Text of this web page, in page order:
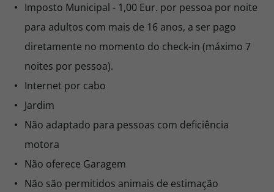
Imposto Municipal - 1,00 Eur. por pessoa por noite
para adultos com mais de 16 anos, a ser pago
diretamente no momento do check-in (máximo 7
noites por pessoa).
Internet por cabo
Jardim
Não adaptado para pessoas com deficiência
motora
Não oferece Garagem
Não são permitidos animais de estimação